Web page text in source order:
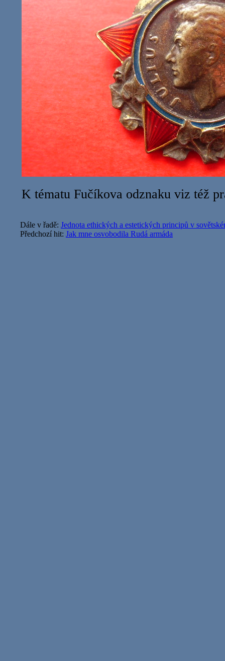
K tématu Fučíkova odznaku viz též
Dále v řadě: Jednota ethických a estetických principů v
Předchozí hit: Jak mne osvobodila Rudá armáda